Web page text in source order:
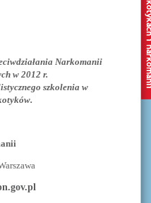
Narkomanii
w 2012 r.
szkolenia w